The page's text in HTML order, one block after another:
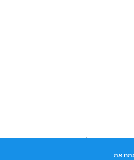
שנמצאים פה ו/או השימוש
את